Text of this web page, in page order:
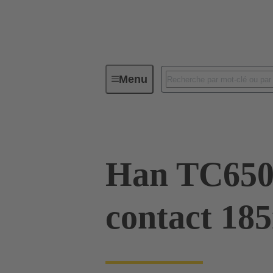
MenuConnecteurs industriels / Han®
Han
contact